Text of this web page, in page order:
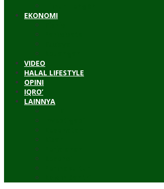
EKONOMI
VIDEO
HALAL LIFESTYLE
OPINI
IQRO’
LAINNYA